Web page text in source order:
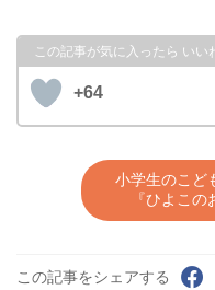
+64
小学生のこど
『ひよこ
この記事をシェアする